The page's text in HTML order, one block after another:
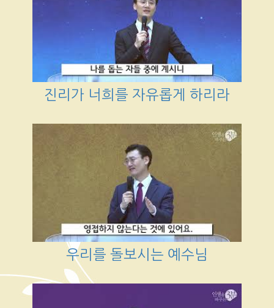
진리가 너희를 자유롭게 하리라
우리를 돌보시는 예수님